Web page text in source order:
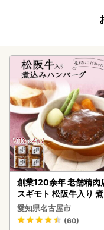
創業120余年 老舗精肉
スギモト 松阪牛入り 煮
み ハンバーグ 110g×4
惣菜 お取り寄せ グルメ
ンバーグ 冷凍
愛知県名古屋市
(60)